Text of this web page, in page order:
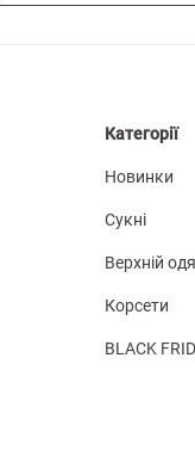
Категорії
Новинки
Сукні
Верхній
Корсети
BLACK